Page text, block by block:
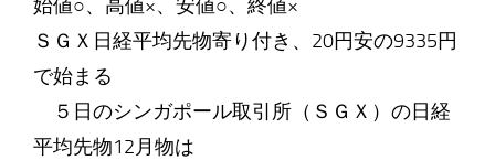
始値○、高値×、安値○、終値×
ＳＧＸ日経平均先物寄り付き、20円安の9335円
で始まる
５日のシンガポール取引所（ＳＧＸ）の日経
平均先物12月物は